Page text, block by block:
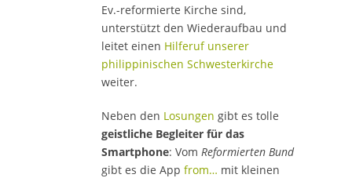
Ev.-reformierte Kirche sind,
unterstützt den Wiederaufbau und
leitet einen Hilferuf unserer
philippinischen Schwesterkirche
weiter.
Neben den Losungen gibt es tolle
geistliche Begleiter für das
Smartphone: Vom Reformierten Bund
gibt es die App from… mit kleinen